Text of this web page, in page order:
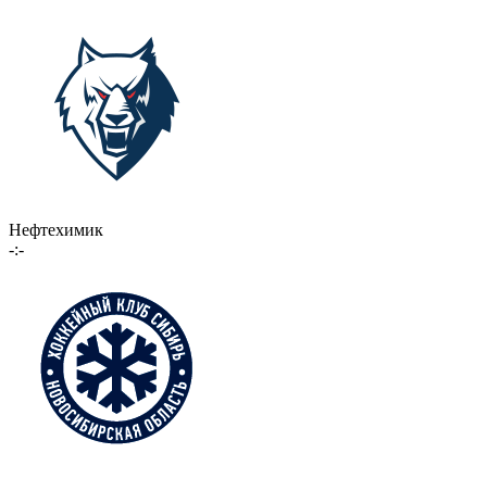
Нефтехимик
-:-